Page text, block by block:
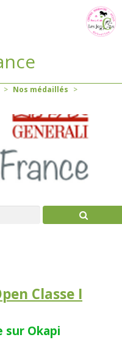
> Nos médaillés >
Classe I
sur Okapi